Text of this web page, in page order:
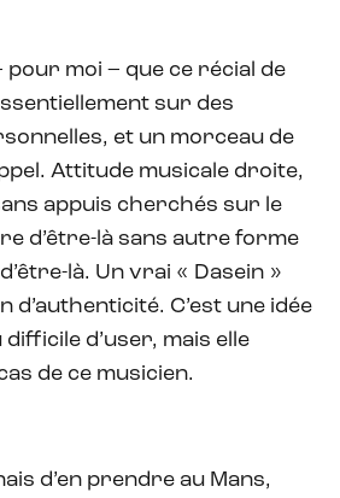
moi – que ce récial de
sur des
et un morceau de
Attitude musicale droite,
appuis cherchés sur le
d’être-là sans autre forme
là. Un vrai « Dasein »
d’authenticité. C’est une idée
d’user, mais elle
de ce musicien.
d’en prendre au Mans,